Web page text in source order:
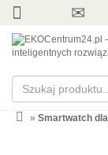
» Smartwatch